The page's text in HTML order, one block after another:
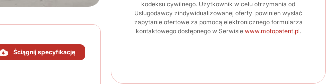
kodeksu cywilnego. Użytkownik w celu otrzymania od
Usługodawcy zindywidualizowanej oferty powinien wysłać
zapytanie ofertowe za pomocą elektronicznego formularza
kontaktowego dostępnego w Serwisie www.motopatent.pl.
Ściągnij specyfikację